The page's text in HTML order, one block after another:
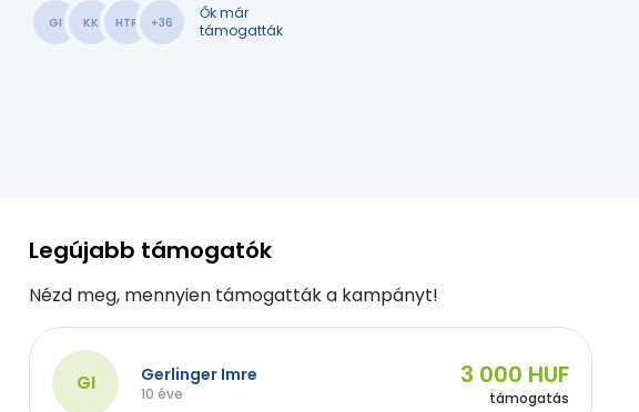
GI KK HTR +36
Ők már
támogatták
Legújabb támogatók
Nézd meg, mennyien támogatták a kampányt!
GI Gerlinger Imre
10 éve
3 000 HUF
támogatás